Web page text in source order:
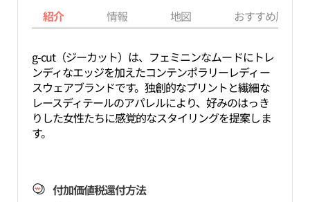
紹介 情報 地図 おすすめ周辺
g-cut（ジーカット）は、フェミニンなムードにトレ
ンディなエッジを加えたコンテンポラリーレディー
スウェアブランドです。独創的なプリントと繊細な
レースディテールのアパレルにより、好みのはっき
りした女性たちに感覚的なスタイリングを提案しま
す。
付加価値税還付方法